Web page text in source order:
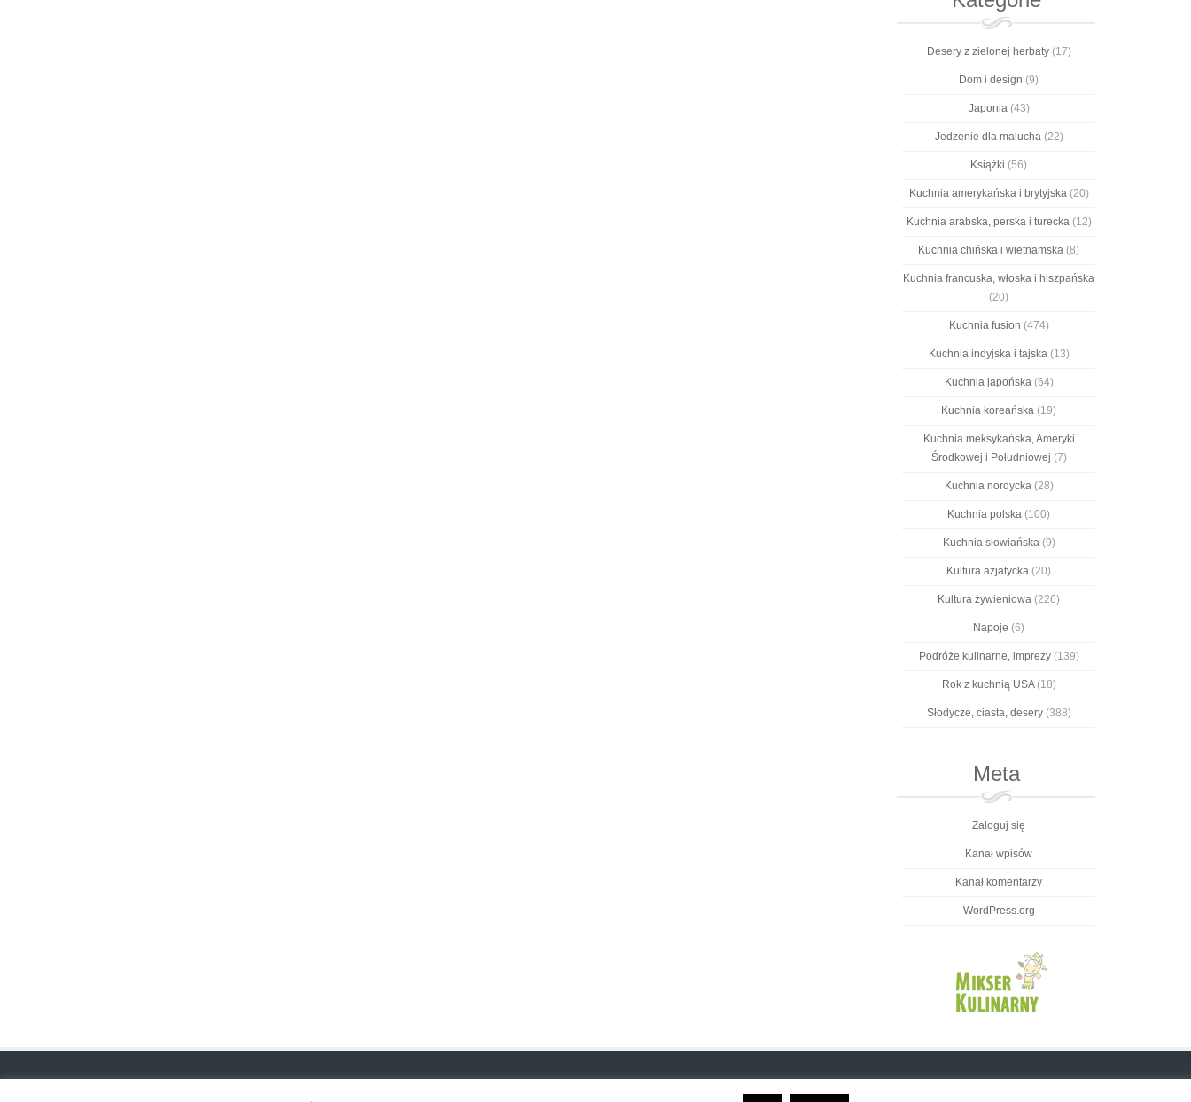
Desery z zielonej herbaty(17)
Dom i design (9)
Japonia(43)
Jedzenie dla malucha(22)
Książki (56)
Kuchnia amerykańska i brytyjska(20)
Kuchnia arabska, perska i turecka(12)
Kuchnia chińska i wietnamska (8)
Kuchnia francuska, włoska i hiszpańska
(20)
Kuchnia fusion (474)
Kuchnia indyjska i tajska(13)
Kuchnia japońska(64)
Kuchnia koreańska (19)
Kuchnia meksykańska, Ameryki
Środkowej i Południowej (7)
Kuchnia nordycka(28)
Kuchnia polska (100)
Kuchnia słowiańska(9)
Kultura azjatycka (20)
Kultura żywieniowa (226)
Napoje (6)
Podróże kulinarne, imprezy(139)
Rok z kuchnią USA(18)
Słodycze, ciasta, desery(388)
Meta
Zaloguj się
Kanał wpisów
Kanał komentarzy
WordPress.org